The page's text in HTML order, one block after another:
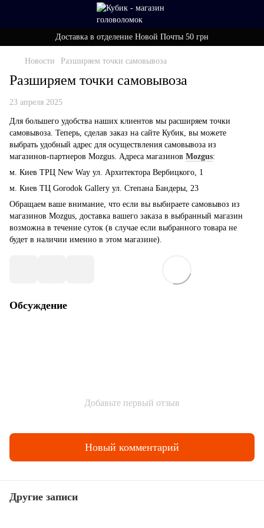
Доставка в отделение Новой Почты 50 грн
Новости Разширяем точки самовывоза
Разширяем точки самовывоза
23 апреля 2025
Для большего удобства наших клиентов мы расширяем точки
самовывоза. Теперь, сделав заказ на сайте Кубик, вы можете
выбрать удобный адрес для осуществления самовывоза из
магазинов-партнеров Mozgus. Адреса магазинов Mozgus:
м. Киев ТРЦ New Way ул. Архитектора Вербицкого, 1
м. Киев ТЦ Gorodok Gallery ул. Степана Бандеры, 23
Обращаем ваше внимание, что если вы выбираете самовывоз из
магазинов Mozgus, доставка вашего заказа в выбранный магазин
возможна в течение суток (в случае если выбранного товара не
будет в наличии именно в этом магазине).
Обсуждение
Добавьте первый отзыв
Новый комментарий
Другие записи